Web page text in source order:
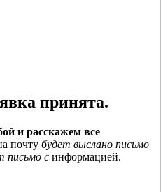
принята.
и расскажем все
почту будет выслано письмо
письмо с информацией.